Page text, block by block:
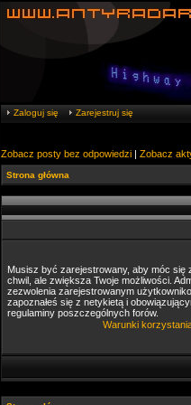
Zaloguj się Zarejestruj się
Zobacz posty bez odpowiedzi | Zobacz
Strona główna
Musisz być zarejestrowany, aby móc się
chwil, ale zwiększa Twoje możliwości.
zezwolenia zarejestrowanym
zapoznałeś się z netykietą i
regulaminy poszczególnych forów.
Warunki